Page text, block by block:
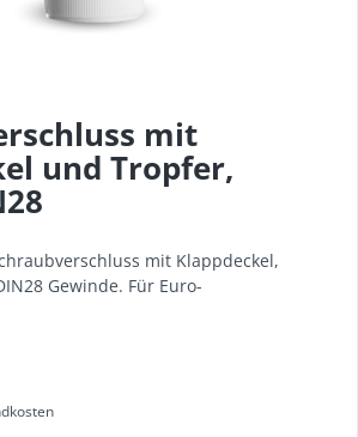
mit
und Tropfer,
mit Klappdeckel,
Gewinde. Für Euro-